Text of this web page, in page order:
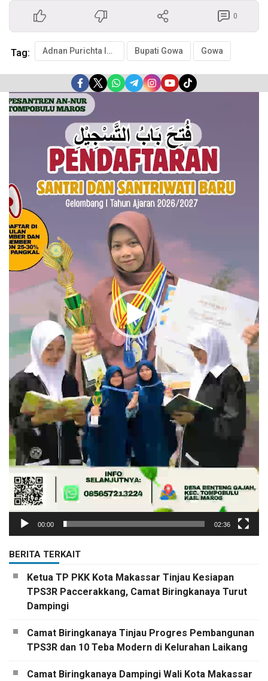
0
Tag: Adnan Purichta Ichsan Bupati Gowa Gowa
Pemutar
Video
00:00 02:36
BERITA TERKAIT
Ketua TP PKK Kota Makassar Tinjau Kesiapan
TPS3R Paccerakkang, Camat Biringkanaya Turut
Dampingi
Camat Biringkanaya Tinjau Progres Pembangunan
TPS3R dan 10 Teba Modern di Kelurahan Laikang
Camat Biringkanaya Dampingi Wali Kota Makassar